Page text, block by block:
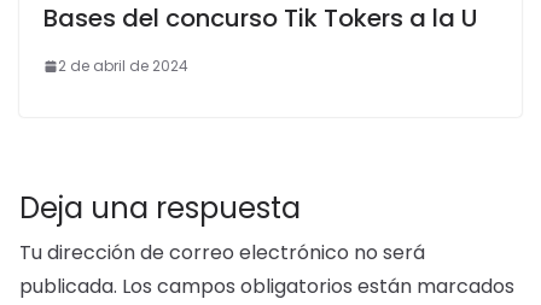
Bases del concurso Tik Tokers a la U
2 de abril de 2024
Deja una respuesta
Tu dirección de correo electrónico no será
publicada. Los campos obligatorios están marcados